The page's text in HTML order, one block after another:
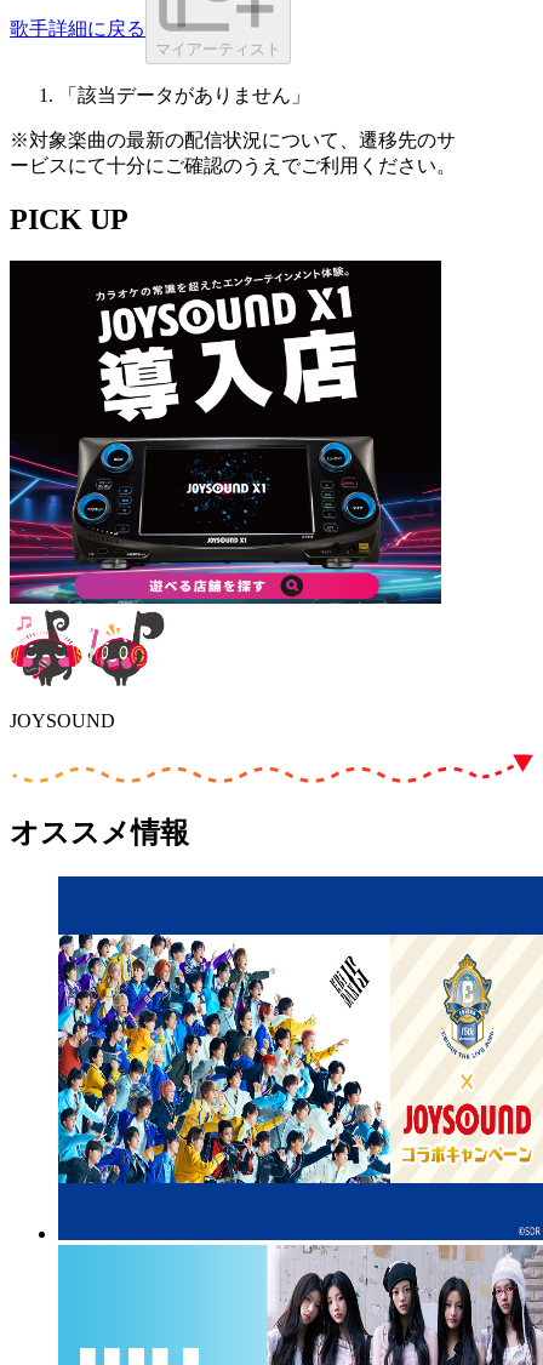
歌手詳細に戻る
マイアーティスト
「該当データがありません」
※対象楽曲の最新の配信状況について、遷移先のサ
ービスにて十分にご確認のうえでご利用ください。
PICK UP
JOYSOUND
オススメ情報